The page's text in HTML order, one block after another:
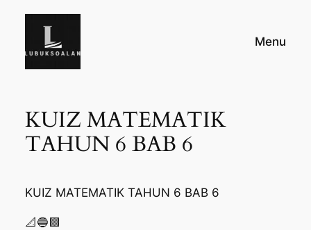
Menu
KUIZ MATEMATIK
TAHUN 6 BAB 6
KUIZ MATEMATIK TAHUN 6 BAB 6
📐🔵🟩